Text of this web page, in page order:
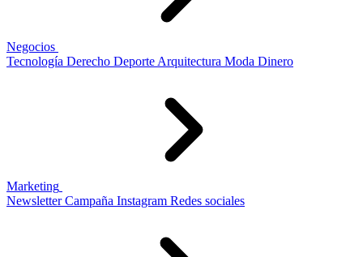
Negocios
Tecnología Derecho Deporte Arquitectura Moda Dinero
Marketing
Newsletter Campaña Instagram Redes sociales